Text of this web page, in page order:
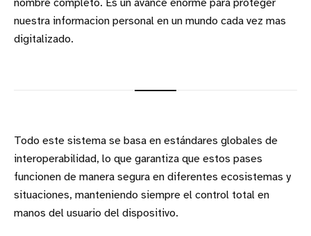
nombre completo. Es un avance enorme para proteger
nuestra informacion personal en un mundo cada vez mas
digitalizado.
Todo este sistema se basa en estándares globales de
interoperabilidad, lo que garantiza que estos pases
funcionen de manera segura en diferentes ecosistemas y
situaciones, manteniendo siempre el control total en
manos del usuario del dispositivo.